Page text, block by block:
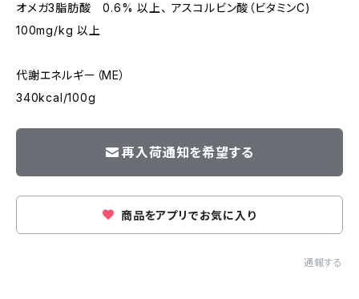
オメガ3脂肪酸 0.6% 以上、 アスコルビン酸（ビタミンC)
100mg/kg 以上
代謝エネルギー（ME）
340kcal/100g
再入荷通知を希望する
商品をアプリでお気に入り
通報する